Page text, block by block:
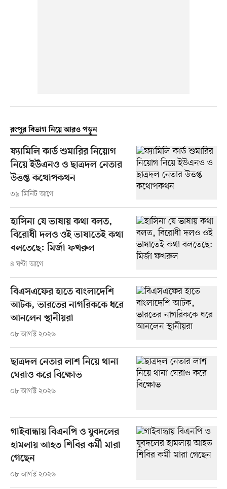
রংপুর বিভাগ নিয়ে আরও পড়ুন
ফ্যামিলি কার্ড শুমারির নিয়োগ
নিয়ে ইউএনও ও ছাত্রদল নেতার
উত্তপ্ত কথোপকথন
৩৯ মিনিট আগে
হাসিনা যে ভাষায় কথা বলত,
বিরোধী দলও ওই ভাষাতেই কথা
বলতেছে: মির্জা ফখরুল
৪ ঘণ্টা আগে
বিএসএফের হাতে বাংলাদেশি
আটক, ভারতের নাগরিককে ধরে
আনলেন স্থানীয়রা
০৮ আগস্ট ২০২৬
ছাত্রদল নেতার লাশ নিয়ে থানা
ঘেরাও করে বিক্ষোভ
০৮ আগস্ট ২০২৬
গাইবান্ধায় বিএনপি ও যুবদলের
হামলায় আহত শিবির কর্মী মারা
গেছেন
০৮ আগস্ট ২০২৬